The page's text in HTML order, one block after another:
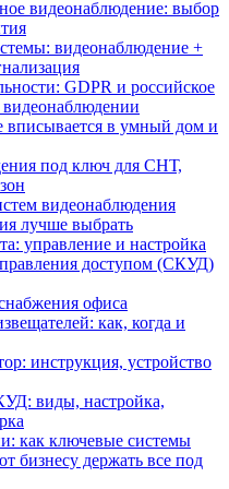
видеонаблюдение: выбор
видеонаблюдение +
GDPR и российское
видеонаблюдении
вписывается в умный дом и
под ключ для СНТ,
видеонаблюдения
лучше выбрать
управление и настройка
доступом (СКУД)
офиса
как, когда и
инструкция, устройство
виды, настройка,
как ключевые системы
бизнесу держать все под